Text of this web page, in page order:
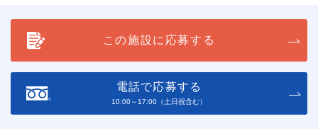
この施設に応募する
電話で応募する
10:00～17:00（土日祝含む）